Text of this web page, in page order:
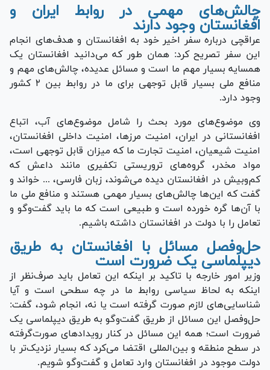
چالش‌های مهمی در روابط ایران و
افغانستان وجود دارند
عراقچی درباره سفر اخیر خود به افغانستان و هدف‌های انجام
این سفر تصریح کرد: همان طور که می‌دانید افغانستان یک
همسایه بسیار مهم ما است و مسائل عدیده، چالش‌های مهم و
منافع ملی بسیار قابل توجهی برای ما در روابط بین ۲ کشور
وجود دارد.
وی موضوع‌های مورد بحث را شامل موضوع‌های آب، اتباع
افغانستانی در ایران، امنیت مرزها، امنیت داخلی افغانستان،
امنیت شیعیان، امنیت تجارت ما که میزان قابل توجهی است،
مواد مخدر، گروه‌های تروریستی تکفیری مانند داعش که
کم‌وبیش در افغانستان دیده می‌شوند، زبان فارسی، ... خواند و
گفت که این‌ها چالش‌های بسیار مهمی هستند و منافع ملی ما
با آن‌ها گره خورده است و طبیعی است که ما باید گفت‌و‌گو و
تعامل را با دولت در افغانستان داشته باشیم.
حل‌وفصل مسائل با افغانستان به طریق
دیپلماسی یک ضرورت است
وزیر امور خارجه با تاکید بر اینکه این تعامل باید صرف‌نظر از
اینکه به لحاظ سیاسی روابط ما در چه سطحی است و آیا
شناسایی‌های لازم صورت گرفته است یا نه، انجام شود، گفت:
حل‌وفصل این مسائل از طریق گفت‌و‌گو به طریق دیپلماسی یک
ضرورت است؛ همه این مسائل در کنار رویداد‌های صورت‌گرفته
در سطح منطقه و بین‌المللی اقتضا می‌کرد که بسیار نزدیک‌تر با
دولت موجود در افغانستان وارد تعامل و گفت‌و‌گو شویم.